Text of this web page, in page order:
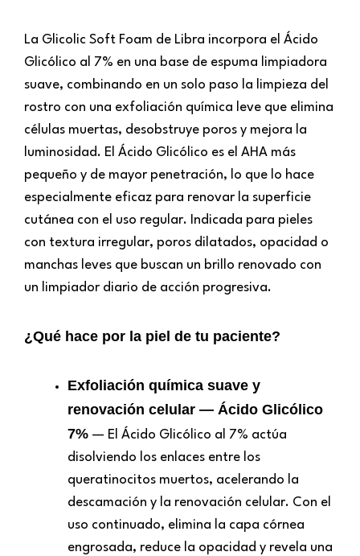
La Glicolic Soft Foam de Libra incorpora el Ácido
Glicólico al 7% en una base de espuma limpiadora
suave, combinando en un solo paso la limpieza del
rostro con una exfoliación química leve que elimina
células muertas, desobstruye poros y mejora la
luminosidad. El Ácido Glicólico es el AHA más
pequeño y de mayor penetración, lo que lo hace
especialmente eficaz para renovar la superficie
cutánea con el uso regular. Indicada para pieles
con textura irregular, poros dilatados, opacidad o
manchas leves que buscan un brillo renovado con
un limpiador diario de acción progresiva.
¿Qué hace por la piel de tu paciente?
Exfoliación química suave y
renovación celular — Ácido Glicólico
7% — El Ácido Glicólico al 7% actúa
disolviendo los enlaces entre los
queratinocitos muertos, acelerando la
descamación y la renovación celular. Con el
uso continuado, elimina la capa córnea
engrosada, reduce la opacidad y revela una